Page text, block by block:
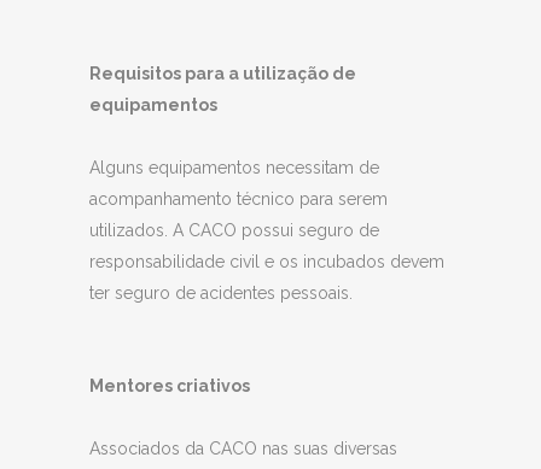
Requisitos para a utilização de
equipamentos
Alguns equipamentos necessitam de
acompanhamento técnico para serem
utilizados. A CACO possui seguro de
responsabilidade civil e os incubados devem
ter seguro de acidentes pessoais.
Mentores criativos
Associados da CACO nas suas diversas